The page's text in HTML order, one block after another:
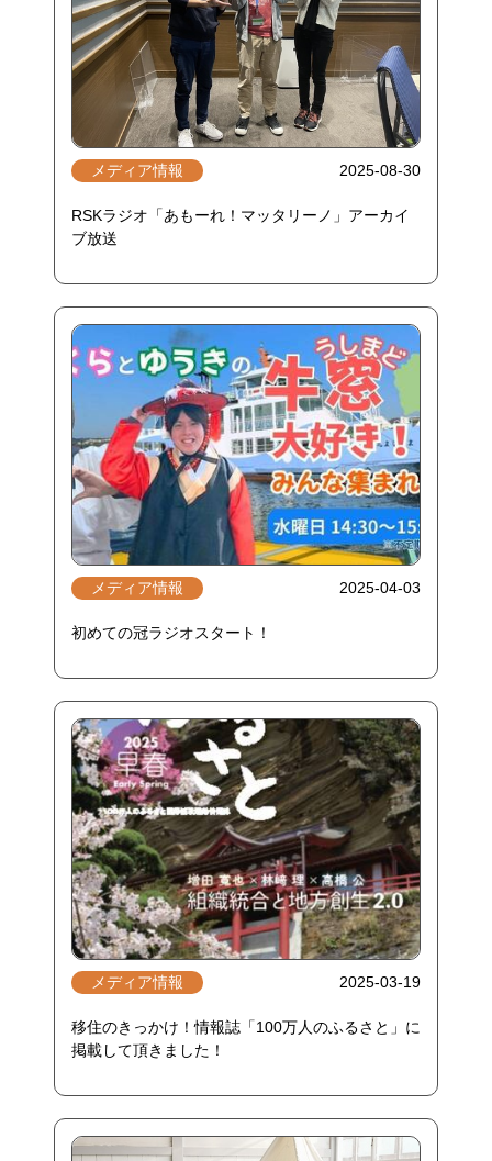
メディア情報 2025-08-30
RSKラジオ「あもーれ！マッタリーノ」アーカイ
ブ放送
メディア情報 2025-04-03
初めての冠ラジオスタート！
メディア情報 2025-03-19
移住のきっかけ！情報誌「100万人のふるさと」に
掲載して頂きました！